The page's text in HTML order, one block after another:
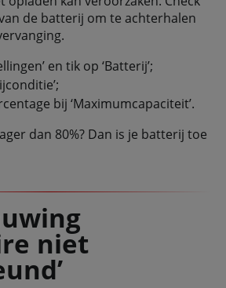
de batterij om te achterhalen
en tik op ‘Batterij’;
bij ‘Maximumcapaciteit’.
dan 80%? Dan is je batterij toe
niet